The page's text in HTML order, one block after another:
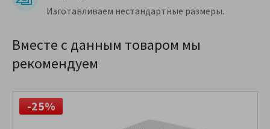
Изготавливаем нестандартные размеры.
Вместе с данным товаром мы
рекомендуем
-25%